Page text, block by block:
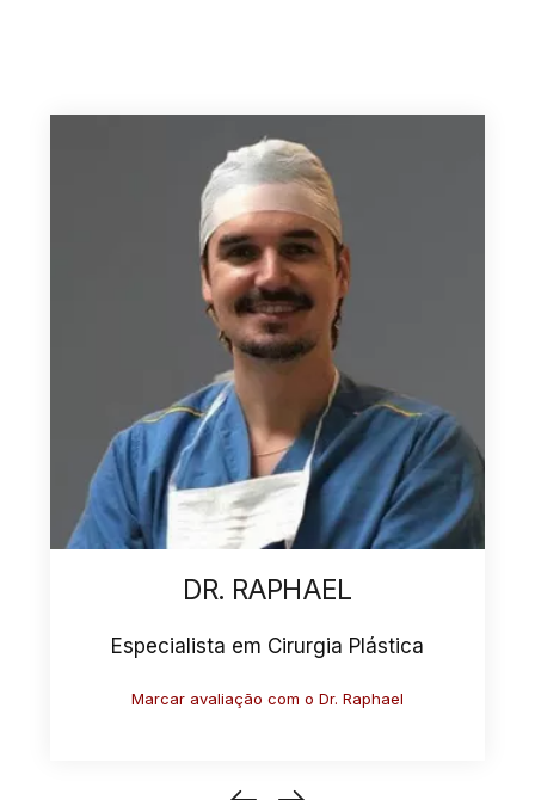
DR. ANTONIO
Especialista em Cirurgia Plástica
Marcar avaliação com o Dr. Antonio